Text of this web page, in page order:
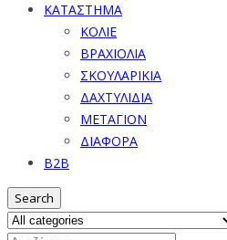
ΚΑΤΑΣΤΗΜΑ
ΚΟΛΙΕ
ΒΡΑΧΙΟΛΙΑ
ΣΚΟΥΛΑΡΙΚΙΑ
ΔΑΧΤΥΛΙΔΙΑ
ΜΕΤΑΓΙΟΝ
ΔΙΑΦΟΡΑ
B2B
Search